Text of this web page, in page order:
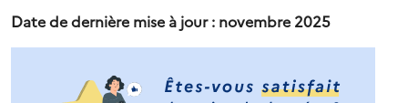
Date de dernière mise à jour : novembre 2025